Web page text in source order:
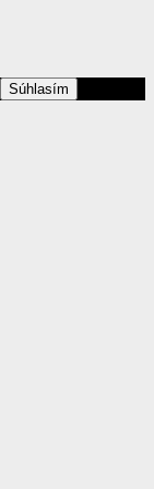
Súhlasím